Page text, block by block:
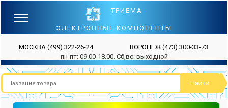
ТРИЕМА
ЭЛЕКТРОННЫЕ КОМПОНЕНТЫ
МОСКВА (499) 322-26-24 ВОРОНЕЖ (473) 300-33-73
пн-пт: 09.00-18.00. Сб,вс: выходной